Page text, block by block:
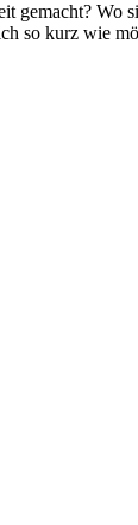
gemacht?
so kurz wie